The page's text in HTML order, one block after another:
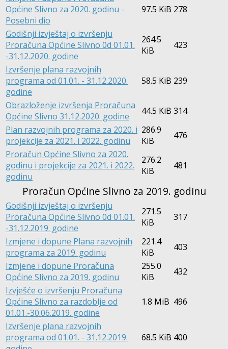
Općine Slivno za 2020. godinu -
Posebni dio
97.5 KiB 278
Godišnji izvještaj o izvršenju
Proračuna Općine Slivno 0d 01.01.
-31.12.2020. godine
264.5
KiB
423
Izvršenje plana razvojnih
programa od 01.01. - 31.12.2020.
godine
58.5 KiB 239
Obrazloženje izvršenja Proračuna
Općine Slivno 31.12.2020. godine
44.5 KiB 314
Plan razvojnih programa za 2020. i
projekcije za 2021. i 2022. godinu
286.9
KiB
476
Proračun Općine Slivno za 2020.
godinu i projekcije za 2021. i 2022.
godinu
276.2
KiB
481
Proračun Općine Slivno za 2019. godinu
Godišnji izvještaj o izvršenju
Proračuna Općine Slivno 0d 01.01.
-31.12.2019. godine
271.5
KiB
317
Izmjene i dopune Plana razvojnih
programa za 2019. godinu
221.4
KiB
403
Izmjene i dopune Proračuna
Općine Slivno za 2019. godinu
255.0
KiB
432
Izvješće o izvršenju Proračuna
Općine Slivno za razdoblje od
01.01.-30.06.2019. godine
1.8 MiB 496
Izvršenje plana razvojnih
programa od 01.01. - 31.12.2019.
68.5 KiB 400